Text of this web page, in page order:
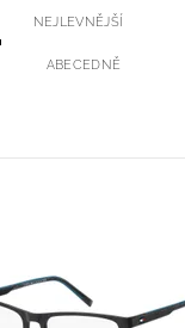
NEJLEVNĚJŠÍ
ABECEDNĚ